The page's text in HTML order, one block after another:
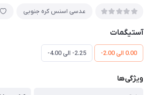
عدسی اسنس کره جنوبی
آستیگمات
0.00 الی 2.00- 2.25- الی 4.00-
ویژگی‌ها